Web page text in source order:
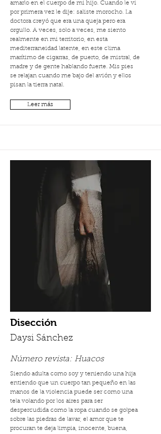
amarlo en el cuerpo de mi hijo. Cuando le vi
por primera vez le dije: saliste morocho. La
doctora creyó que era una queja pero era
orgullo. A veces, solo a veces, me siento
realmente en mi territorio, en esta
mediterraneidad latente, en este clima
marítimo de cigarras, de puerto, de mistral, de
madre y de gente hablando fuerte. Mis pies
se relajan cuando me bajo del avión y ellos
pisan la tierra natal.
Leer más
Disección
Daysi Sánchez
Número revista: Huacos
Siendo adulta como soy y teniendo una hija
entiendo que un cuerpo tan pequeño en las
manos de la violencia puede ser como una
tela volando por los aires para ser
despercudida como la ropa cuando se golpea
sobre las piedras de lavar, el amor que te
procuran te deja limpia, inocente, buena,